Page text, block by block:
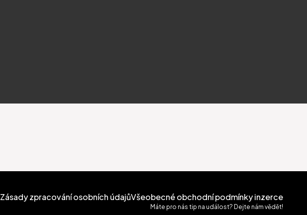
Zásady zpracování osobních údajůVšeobecné obchodní podmínky inzerce
Máte pro nás tip na událost? Dejte nám vědět!